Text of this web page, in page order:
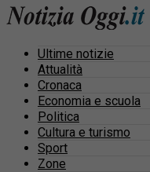
Ultime notizie
Attualità
Cronaca
Economia e scuola
Politica
Cultura e turismo
Sport
Zone